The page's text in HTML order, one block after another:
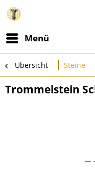
Menü
Übersicht Steine
Trommelstein